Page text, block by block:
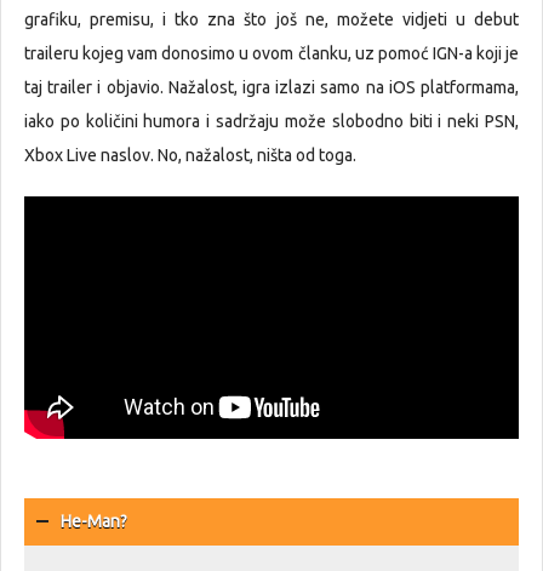
grafiku, premisu, i tko zna što još ne, možete vidjeti u debut
traileru kojeg vam donosimo u ovom članku, uz pomoć IGN-a koji je
taj trailer i objavio. Nažalost, igra izlazi samo na iOS platformama,
iako po količini humora i sadržaju može slobodno biti i neki PSN,
Xbox Live naslov. No, nažalost, ništa od toga.
He-Man?